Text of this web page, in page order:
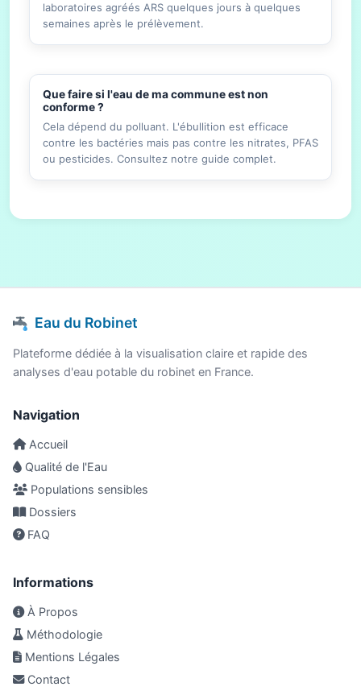
laboratoires agréés ARS quelques jours à quelques
semaines après le prélèvement.
Que faire si l'eau de ma commune est non
conforme ?
Cela dépend du polluant. L'ébullition est efficace
contre les bactéries mais pas contre les nitrates, PFAS
ou pesticides. Consultez notre guide complet.
Eau du Robinet
Plateforme dédiée à la visualisation claire et rapide des
analyses d'eau potable du robinet en France.
Navigation
Accueil
Qualité de l'Eau
Populations sensibles
Dossiers
FAQ
Informations
À Propos
Méthodologie
Mentions Légales
Contact